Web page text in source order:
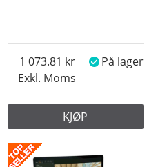
Exkl. Moms
1 073.81 På lager
KJØP